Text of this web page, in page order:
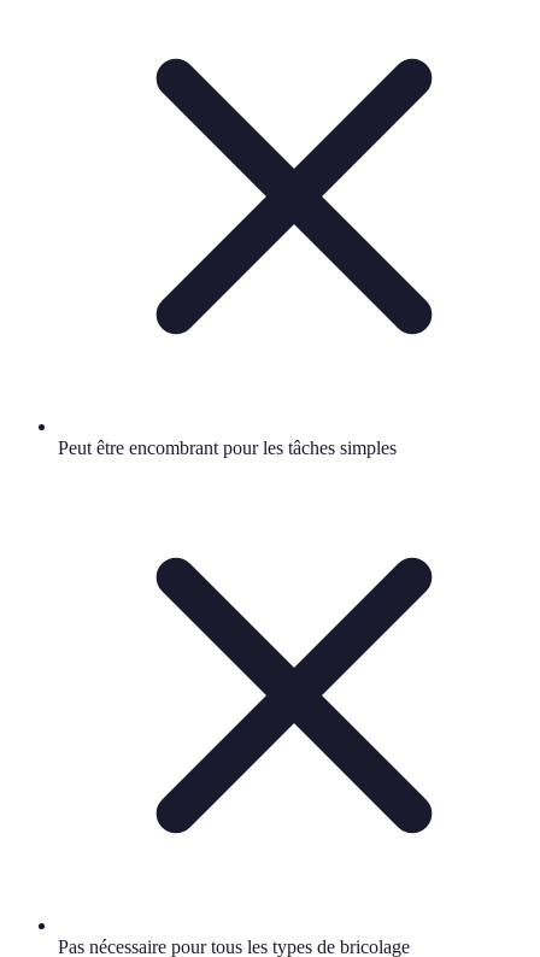
Peut être encombrant pour les tâches simples
Pas nécessaire pour tous les types de bricolage